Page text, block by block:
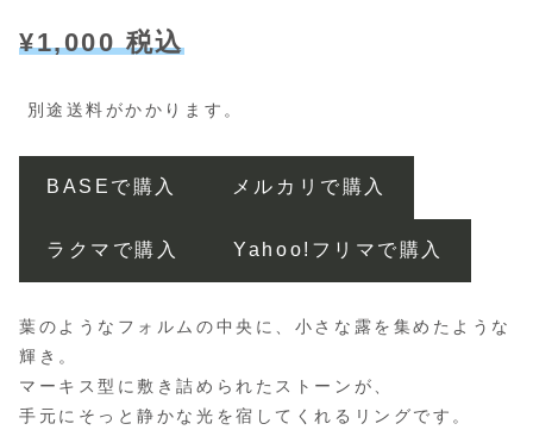
¥1,000 税込
別途送料がかかります。
BASEで購入 メルカリで購入
ラクマで購入 Yahoo!フリマで購入
葉のようなフォルムの中央に、小さな露を集めたような
輝き。
マーキス型に敷き詰められたストーンが、
手元にそっと静かな光を宿してくれるリングです。